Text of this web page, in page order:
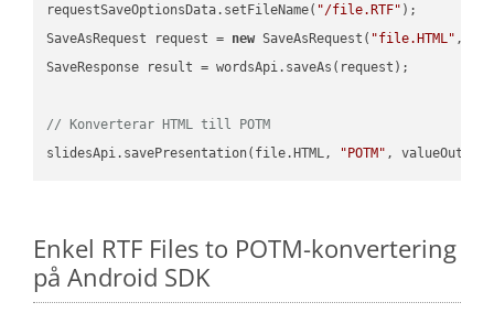
requestSaveOptionsData.setFileName( "/file.RTF" );
SaveAsRequest request = new SaveAsRequest( "file.HTML"
SaveResponse result = wordsApi.saveAs(request);
// Konverterar HTML till POTM
slidesApi.savePresentation(file.HTML,
"POTM"
Enkel RTF Files to POTM-konvertering
på Android SDK